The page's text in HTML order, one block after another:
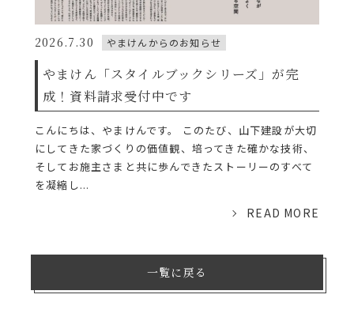
2026.7.30 やまけんからのお知らせ
やまけん「スタイルブックシリーズ」が完
成！資料請求受付中です
こんにちは、やまけんです。 このたび、山下建設が大切
にしてきた家づくりの価値観、培ってきた確かな技術、
そしてお施主さまと共に歩んできたストーリーのすべて
を凝縮し...
READ MORE
一覧に戻る